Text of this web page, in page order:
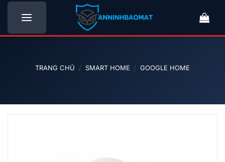
Bỏ
nội
TRANG CHỦ / SMART HOME / GOOGLE HOME